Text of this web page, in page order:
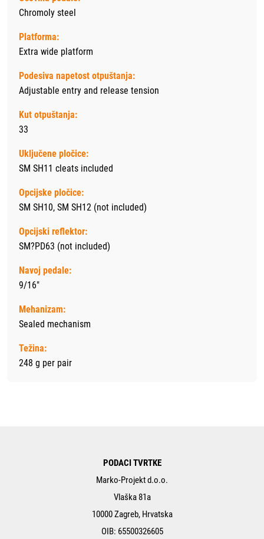
Chromoly steel
Platforma:
Extra wide platform
Podesiva napetost otpuštanja:
Adjustable entry and release tension
Kut otpuštanja:
33
Uključene pločice:
SM SH11 cleats included
Opcijske pločice:
SM SH10, SM SH12 (not included)
Opcijski reflektor:
SM?PD63 (not included)
Navoj pedale:
9/16"
Mehanizam:
Sealed mechanism
Težina:
248 g per pair
PODACI TVRTKE
Marko-Projekt d.o.o.
Vlaška 81a
10000 Zagreb, Hrvatska
OIB: 65500326605